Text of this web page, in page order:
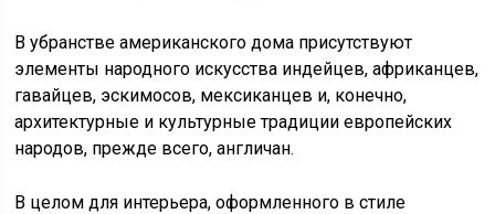
В убранстве американского дома присутствуют
элементы народного искусства индейцев, африканцев,
гавайцев, эскимосов, мексиканцев и, конечно,
архитектурные и культурные традиции европейских
народов, прежде всего, англичан.
В целом для интерьера, оформленного в стиле